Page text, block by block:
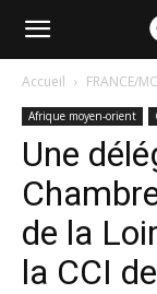
Accueil FRANCE/
Afrique moyen-orient
Une
de la
la CCI